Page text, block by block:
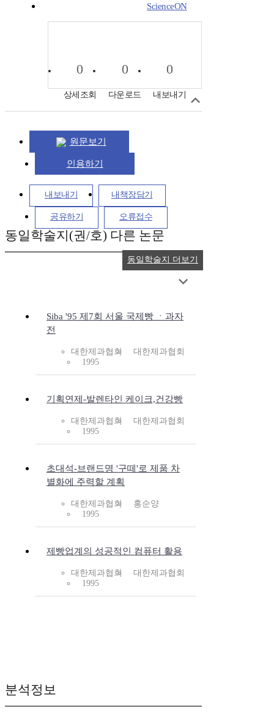
ScienceON
0
상세조회
0
다운로드
0
내보내기
원문보기
인용하기
내보내기 내책장담기
공유하기 오류접수
동일학술지(권/호) 다른 논문
Siba '95 제7회 서울 국제빵 ㆍ과자
전
대한제과협회
대한제과협회
1995
기획연제-발렌타인 케이크,건강빵
대한제과협회
대한제과협회
1995
초대석-브랜드명 '구떼'로 제품 차
별화에 주력할 계획
대한제과협회
홍순양
1995
제빵업계의 성공적인 컴퓨터 활용
대한제과협회
대한제과협회
1995
동일학술지 더보기
분석정보